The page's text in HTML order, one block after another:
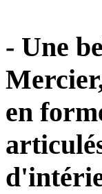
- Une
en